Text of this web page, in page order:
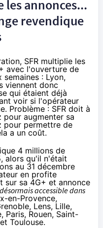
annonces...
revendique
SFR multiplie les
avec l'ouverture de
: Lyon,
viennent donc
qui étaient déjà
voir si l'opérateur
Problème : SFR doit à
augmenter sa
pour permettre de
a un coût.
4 millions de
alors qu'il n'était
au 31 décembre
en profite
sur sa 4G+ et annonce
désormais accessible dans
en-Provence,
Lens, Lille,
Paris, Rouen, Saint-
Toulouse.